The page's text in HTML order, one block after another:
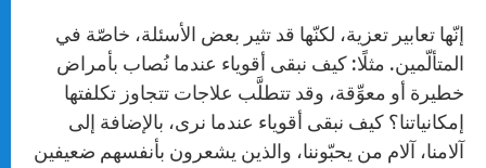
إنّها تعابير تعزية، لكنّها قد تثير بعض الأسئلة، خاصّة في
المتألّمين. مثلًا: كيف نبقى أقوياء عندما نُصاب بأمراض
خطيرة أو معوِّقة، وقد تتطلَّب علاجات تتجاوز تكلفتها
إمكانياتنا؟ كيف نبقى أقوياء عندما نرى، بالإضافة إلى
آلامنا، آلام من يحبّوننا، والذين يشعرون بأنفسهم ضعيفين